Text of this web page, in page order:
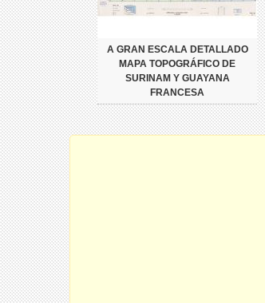
A GRAN ESCALA DETALLADO
MAPA TOPOGRÁFICO DE
SURINAM Y GUAYANA
FRANCESA